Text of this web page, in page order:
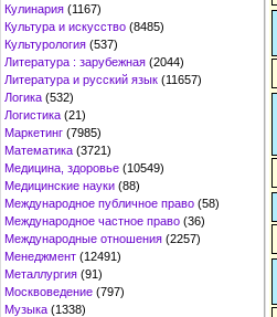
Кулинария (1167)
Культура и искусство (8485)
Культурология (537)
Литература : зарубежная (2044)
Литература и русский язык (11657)
Логика (532)
Логистика (21)
Маркетинг (7985)
Математика (3721)
Медицина, здоровье (10549)
Медицинские науки (88)
Международное публичное право (58)
Международное частное право (36)
Международные отношения (2257)
Менеджмент (12491)
Металлургия (91)
Москвоведение (797)
Музыка (1338)